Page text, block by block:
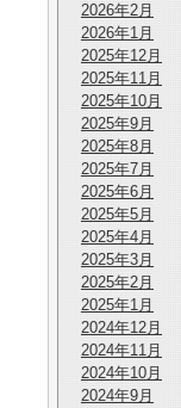
2026年2月
2026年1月
2025年12月
2025年11月
2025年10月
2025年9月
2025年8月
2025年7月
2025年6月
2025年5月
2025年4月
2025年3月
2025年2月
2025年1月
2024年12月
2024年11月
2024年10月
2024年9月